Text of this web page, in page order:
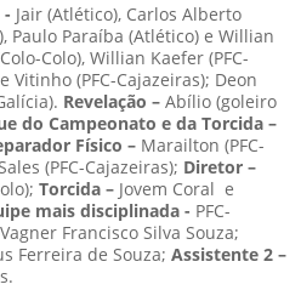
- Jair (Atlético), Carlos Alberto
Paulo Paraíba (Atlético) e Willian
Colo), Willian Kaefer (PFC-
Vitinho (PFC-Cajazeiras); Deon
Revelação – Abílio (goleiro
do Campeonato e da Torcida –
Físico – Marailton (PFC-
(PFC-Cajazeiras); Diretor –
Torcida – Jovem Coral e
mais disciplinada - PFC-
Vagner Francisco Silva Souza;
Ferreira de Souza; Assistente 2 –